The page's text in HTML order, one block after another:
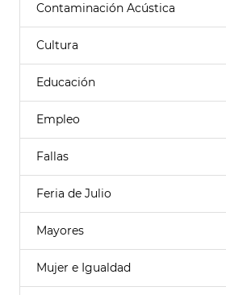
Contaminación Acústica
Cultura
Educación
Empleo
Fallas
Feria de Julio
Mayores
Mujer e Igualdad